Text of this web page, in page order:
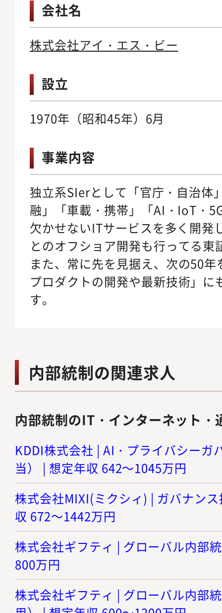
会社名
株式会社アイ・エス・ビー
設立
1970年（昭和45年）6月
事業内容
独立系SIerとして「官庁・自治体
融」「車載・携帯」「AI・IoT・
欠かせないITサービスを多く開発
とのオフショア開発も行ってる
また、常に先を見据え、次の50
プロダクトの開発や最新技術」に
す。
内部統制の関連求人
内部統制のIT・インターネット・
KDDI株式会社 | AI・プライバシーガ
当） | 想定年収 642～1045万円
株式会社MIXI(ミクシィ) | ガバナン
収 672～1442万円
株式会社ギフティ | グローバル内部
800万円
株式会社ギフティ | グローバル内部